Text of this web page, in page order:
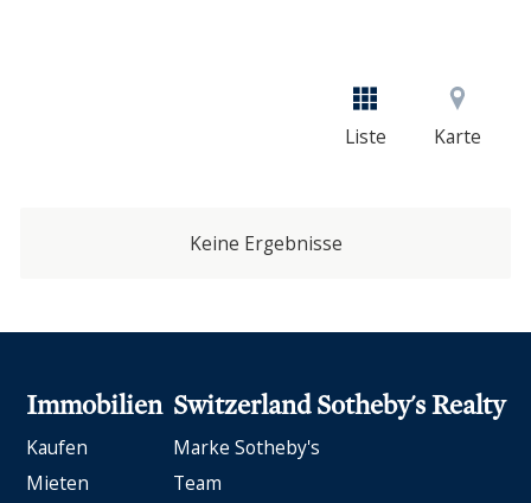
Liste Karte
Keine Ergebnisse
Immobilien
Kaufen
Mieten
Switzerland Sotheby's Realty
Marke Sotheby's
Team